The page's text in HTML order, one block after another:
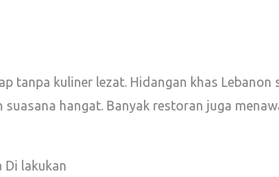
tanpa kuliner lezat. Hidangan khas
hangat. Banyak restoran juga
Di lakukan